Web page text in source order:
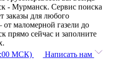
- Мурманск. Сервис поиска
заказы для любого
маломерной газели до
прямо сейчас и заполните
МСК)
Написать нам